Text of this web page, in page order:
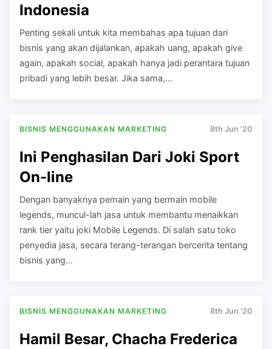
Indonesia
Penting sekali untuk kita membahas apa tujuan dari
bisnis yang akan dijalankan, apakah uang, apakah give
again, apakah social, apakah hanya jadi perantara tujuan
pribadi yang lebih besar. Jika sama,…
BISNIS MENGGUNAKAN MARKETING 8th Jun '20
Ini Penghasilan Dari Joki Sport
On-line
Dengan banyaknya pemain yang bermain mobile
legends, muncul-lah jasa untuk membantu menaikkan
rank tier yaitu joki Mobile Legends. Di salah satu toko
penyedia jasa, secara terang-terangan bercerita tentang
bisnis yang…
BISNIS MENGGUNAKAN MARKETING 8th Jun '20
Hamil Besar, Chacha Frederica